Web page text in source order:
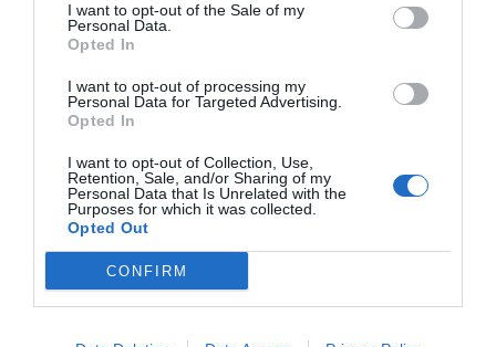
I want to opt-out of the Sale of my
Personal Data.
Opted In
I want to opt-out of processing my
Personal Data for Targeted Advertising.
Opted In
I want to opt-out of Collection, Use,
Retention, Sale, and/or Sharing of my
Personal Data that Is Unrelated with the
Purposes for which it was collected.
Opted Out
CONFIRM
Nokia, Ericsson... Huawei: lo que importan
son las patentes
Eulogio López
Isabel Pantoja pierde dos pleitos